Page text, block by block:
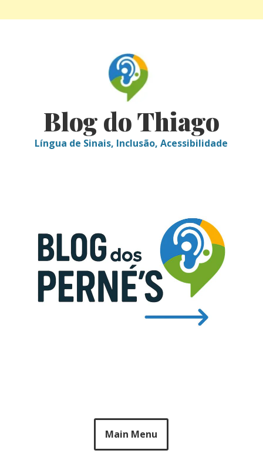
Blog do Thiago
Língua de Sinais, Inclusão, Acessibilidade
Main Menu